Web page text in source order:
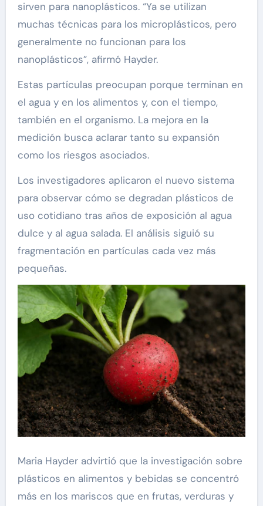
sirven para nanoplásticos. “Ya se utilizan
muchas técnicas para los microplásticos, pero
generalmente no funcionan para los
nanoplásticos”, afirmó Hayder.
Estas partículas preocupan porque terminan en
el agua y en los alimentos y, con el tiempo,
también en el organismo. La mejora en la
medición busca aclarar tanto su expansión
como los riesgos asociados.
Los investigadores aplicaron el nuevo sistema
para observar cómo se degradan plásticos de
uso cotidiano tras años de exposición al agua
dulce y al agua salada. El análisis siguió su
fragmentación en partículas cada vez más
pequeñas.
Maria Hayder advirtió que la investigación sobre
plásticos en alimentos y bebidas se concentró
más en los mariscos que en frutas, verduras y